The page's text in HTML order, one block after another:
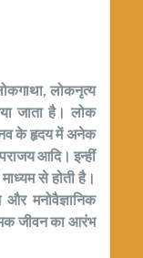
लोकनृत्य
जाता है। लोक
के हृदय में अनेक
आदि। इन्हीं
से होती है।
मनोवैज्ञानिक
जीवन का आरंभ